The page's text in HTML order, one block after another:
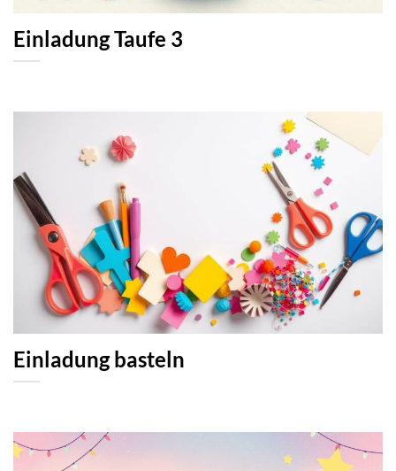
Einladung Taufe 3
Einladung basteln